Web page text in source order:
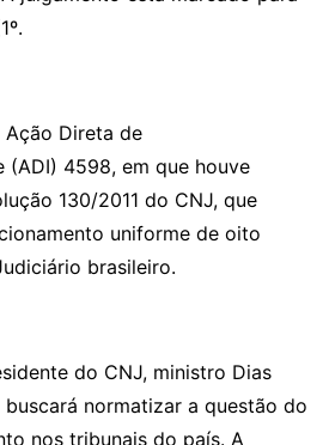
Direta de
(ADI) 4598, em que houve
130/2011 do CNJ, que
uniforme de oito
brasileiro.
do CNJ, ministro Dias
normatizar a questão do
nos tribunais do país. A